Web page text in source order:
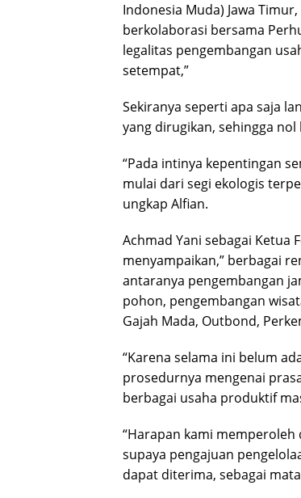
Indonesia Muda) Jawa
berkolaborasi bersama
legalitas pengembangan
setempat,”
Sekiranya seperti apa saja
yang dirugikan, sehingga nol
“Pada intinya kepentingan
mulai dari segi ekologis
ungkap Alfian.
Achmad Yani sebagai
menyampaikan,” berbagai
antaranya pengembangan
pohon, pengembangan
Gajah Mada, Outbond,
“Karena selama ini belum
prosedurnya mengenai
berbagai usaha produktif
“Harapan kami
supaya pengajuan
dapat diterima, sebagai